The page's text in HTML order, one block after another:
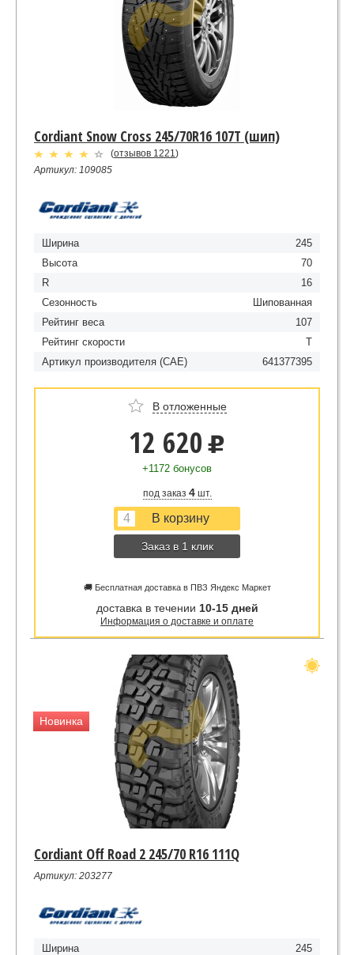
Cordiant Snow Cross 245/70R16 107T (шип)
(отзывов 1221)
Артикул: 109085
Ширина
245
Высота
70
R
16
Сезонность
Шипованная
Рейтинг веса
107
Рейтинг скорости
T
Артикул производителя (CAE)
641377395
В отложенные
12 620 u
+1172 бонусов
под заказ 4шт.
Заказ в 1 клик
🚚 Бесплатная доставка в ПВЗ Яндекс Маркет
доставка в течении 10-15 дней
Информация о доставке и оплате
Новинка
Cordiant Off Road 2 245/70 R16 111Q
Артикул: 203277
Ширина
245